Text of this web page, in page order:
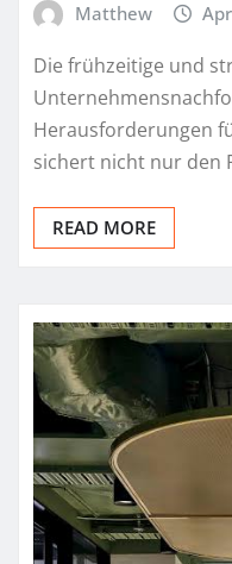
Matthew
Die frühzeitige und
Herausforderungen
sichert nicht nur den
READ MORE